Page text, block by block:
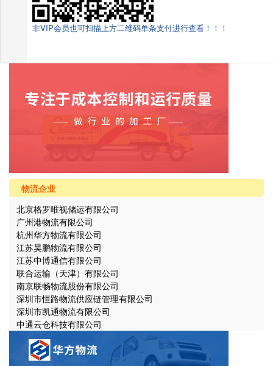
非VIP会员也可扫描上方二维码单条支付进行查看！！！
物流企业
北京格罗唯视储运有限公司
广州港物流有限公司
杭州华方物流有限公司
江苏昊鹏物流有限公司
江苏中博通信有限公司
联合运输（天津）有限公司
南京联畅物流股份有限公司
深圳市恒路物流供应链管理有限公司
深圳市凯通物流有限公司
中通云仓科技有限公司